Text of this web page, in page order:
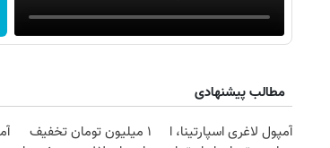
مطالب پیشنهادی
آمپول لاغری اسپارتینا، ا
۱ میلیون تومان تخفیف